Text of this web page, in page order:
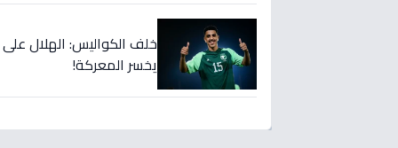
خلف الكواليس: الهلال
يخسر المعركة!